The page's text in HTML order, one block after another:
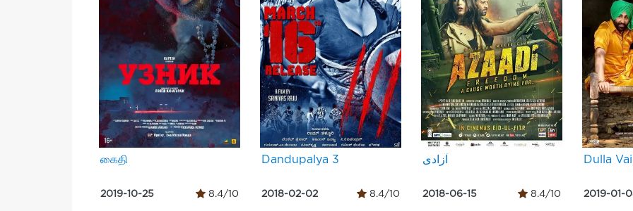
கைதி
2019-10-25 8.4/10
Dandupalya 3
2018-02-02 8.4/10
آزادی
2018-06-15 8.4/10
Dulla
2019-01-